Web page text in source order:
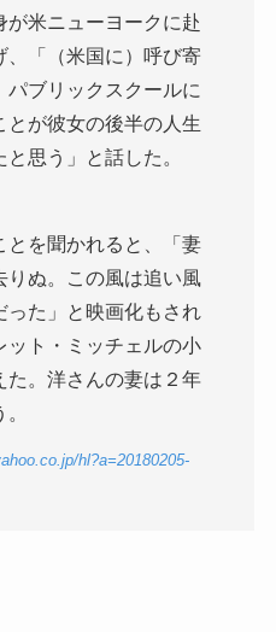
が米ニューヨークに赴
、「（米国に）呼び寄
ブリックスクールに
とが彼女の後半の人生
思う」と話した。
とを聞かれると、「妻
りぬ。この風は追い風
った」と映画化もされ
ット・ミッチェルの小
た。洋さんの妻は２年
hl?a=20180205-